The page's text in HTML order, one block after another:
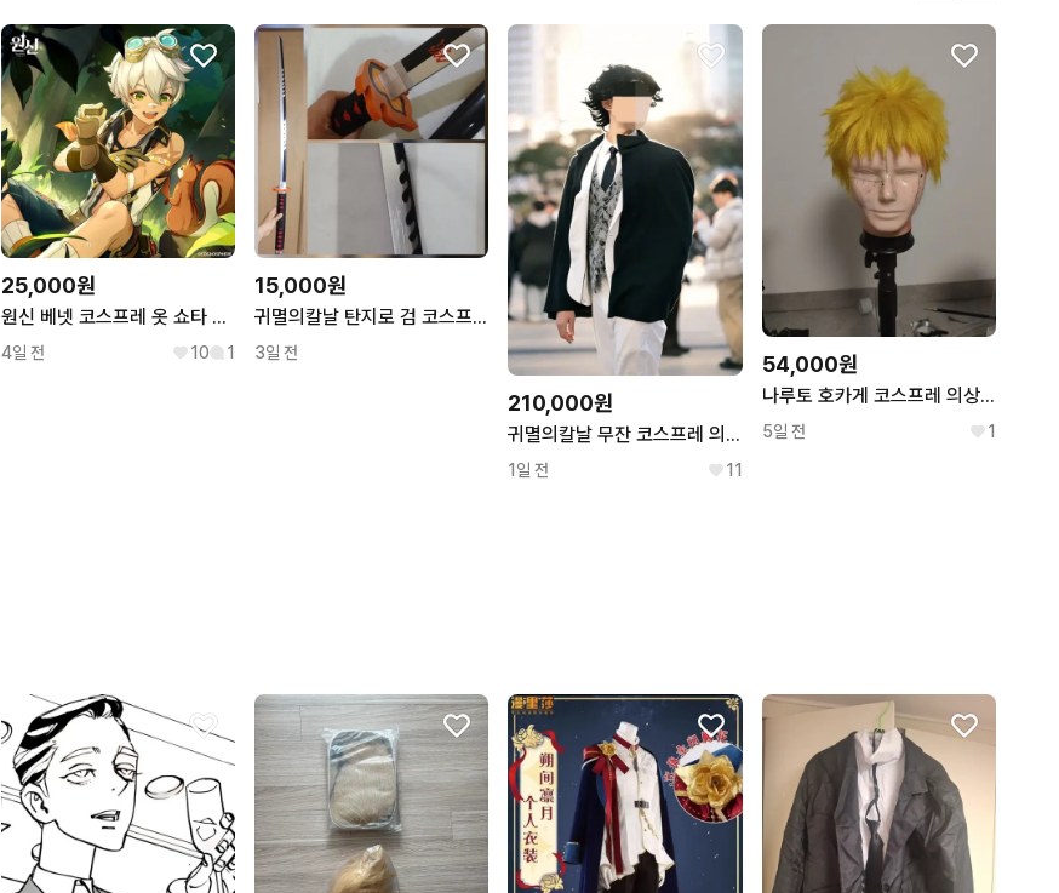
25,000원
원신 베넷 코스프레 옷 쇼타 남캐
4일 전 10 1
15,000원
귀멸의칼날 탄지로 검 코스프레
3일 전
210,000원
귀멸의칼날 무잔 코스프레 의상 풀세트 (신발 미포함)
1일 전 11
54,000원
나루토 호카게 코스프레 의상 팔아요
5일 전 1